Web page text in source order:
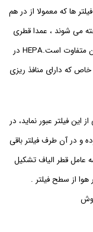
ها که معمولا از در هم
می شوند ، عمدا قطری
ما بین 0.5 تا 2 میکرون دارند که نسبت به کاربردشان متفاوت است.HEPA در
که دارای منافذ ریزی
فیلتر عبور نماید، در
آن ها گیر کرده و در آن طرف فیلتر باقی
عامل قطر الیاف تشکیل
از سطح فیلتر .